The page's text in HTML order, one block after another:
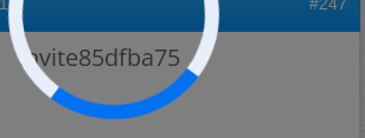
invite85dfba75